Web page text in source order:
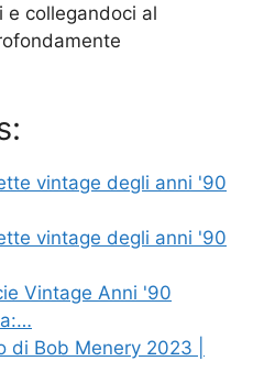
collegandoci al
vintage degli anni '90
vintage degli anni '90
Vintage Anni '90
di Bob Menery 2023 |